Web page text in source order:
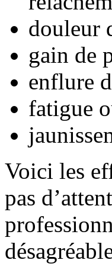
douleur
gain de
enflure
fatigue
Voici les
pas